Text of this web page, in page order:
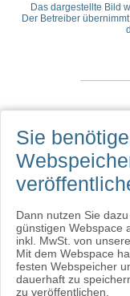
Das dargestellte Bild
Der Betreiber
Sie
Dann nutzen Sie
günstigen Webspace
inkl. MwSt. von
Mit dem Webspace
festen Webspeicher
dauerhaft zu
zu veröffentlichen.